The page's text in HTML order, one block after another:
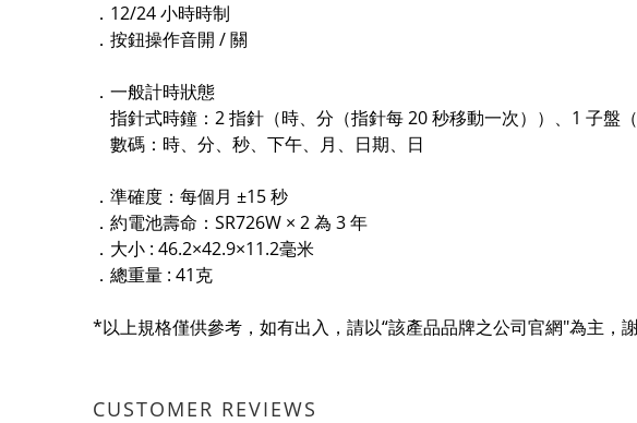
．12/24 小時時制
．按鈕操作音開 / 關
．一般計時狀態
指針式時鐘：2 指針（時、分（指針每 20 秒移動一次））、1 子盤（
數碼：時、分、秒、下午、月、日期、日
．準確度：每個月 ±15 秒
．約電池壽命：SR726W × 2 為 3 年
．大小 : 46.2×42.9×11.2毫米
．總重量 : 41克
*以上規格僅供參考，如有出入，請以“該產品品牌之公司官網"為主，
CUSTOMER REVIEWS